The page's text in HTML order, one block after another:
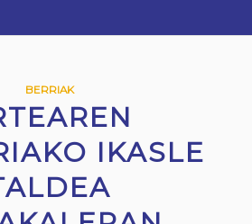
BERRIAK
IKASLE